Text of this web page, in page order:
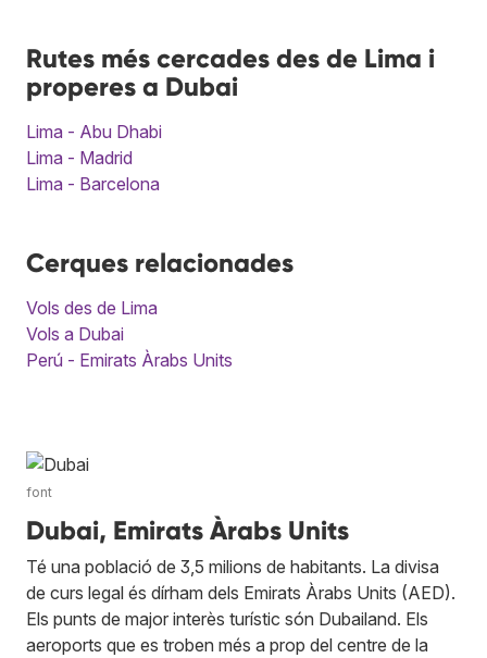
Rutes més cercades des de Lima i
properes a Dubai
Lima - Abu Dhabi
Lima - Madrid
Lima - Barcelona
Cerques relacionades
Vols des de Lima
Vols a Dubai
Perú - Emirats Àrabs Units
font
Dubai, Emirats Àrabs Units
Té una població de 3,5 milions de habitants. La divisa
de curs legal és dírham dels Emirats Àrabs Units (AED).
Els punts de major interès turístic són Dubailand. Els
aeroports que es troben més a prop del centre de la